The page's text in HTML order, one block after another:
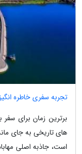
تجربه سفری خاطره انگیز
برترین زمان برای سفر
های تاریخی به جای
است، جاذبه اصلی